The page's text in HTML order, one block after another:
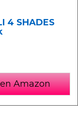
4 SHADES
Amazon